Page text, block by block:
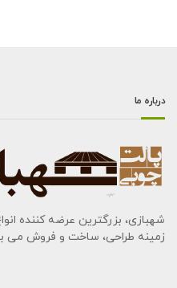
درباره ما
شهبازی، بزرگترین عرضه کننده
زمینه طراحی، ساخت و فروش می